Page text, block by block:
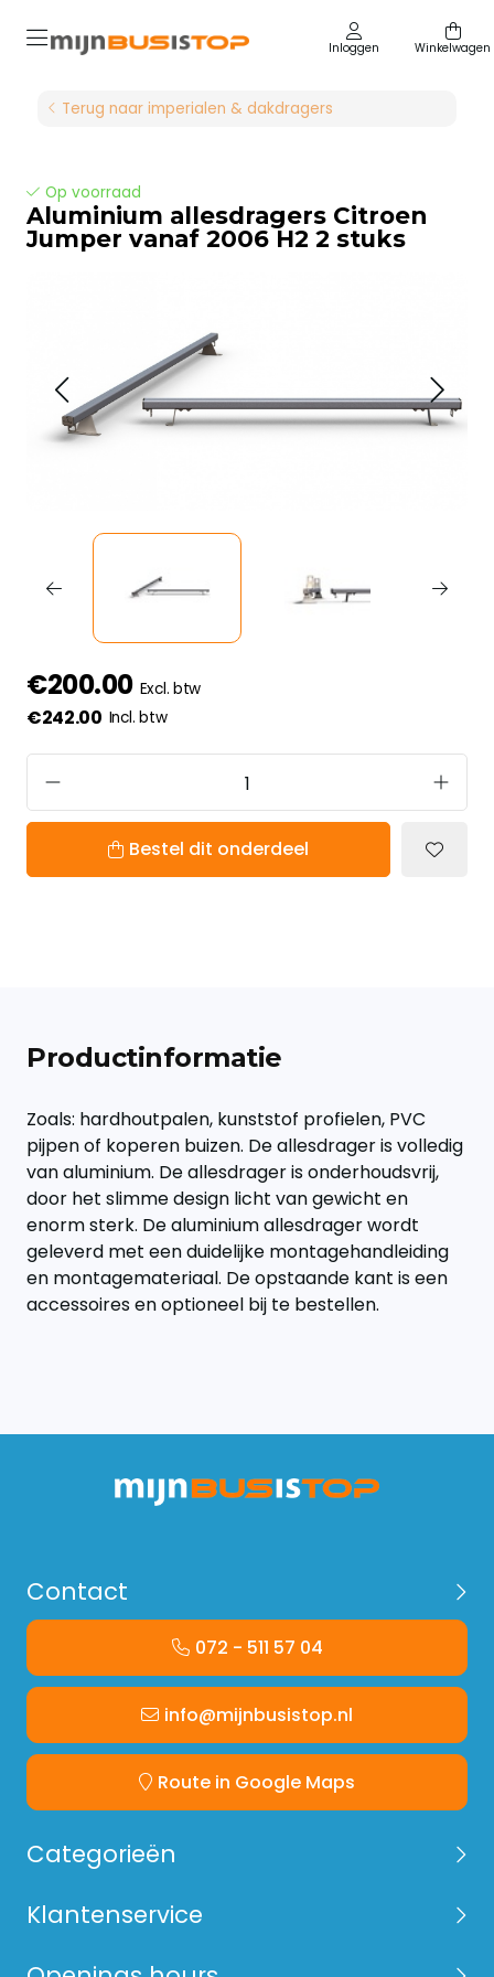
Inloggen Winkelwagen
Terug naar imperialen & dakdragers
Op voorraad
Aluminium allesdragers Citroen
Jumper vanaf 2006 H2 2 stuks
€200.00 Excl. btw
€242.00 Incl. btw
Bestel dit onderdeel
Productinformatie
Zoals: hardhoutpalen, kunststof profielen, PVC
pijpen of koperen buizen. De allesdrager is volledig
van aluminium. De allesdrager is onderhoudsvrij,
door het slimme design licht van gewicht en
enorm sterk. De aluminium allesdrager wordt
geleverd met een duidelijke montagehandleiding
en montagemateriaal. De opstaande kant is een
accessoires en optioneel bij te bestellen.
Contact
072 - 511 57 04
info@mijnbusistop.nl
Route in Google Maps
Categorieën
Klantenservice